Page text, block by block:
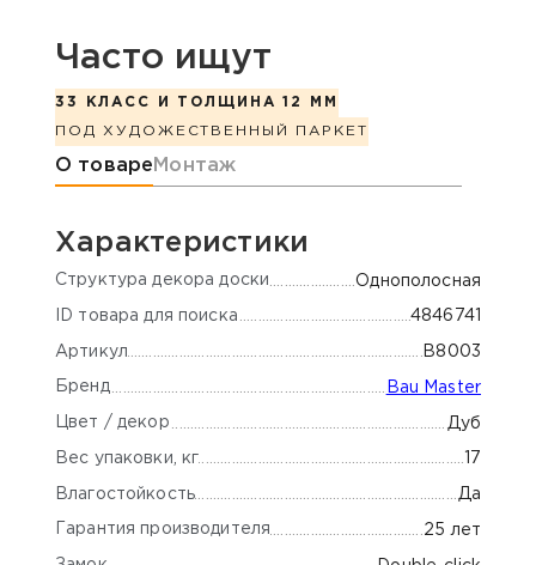
Часто ищут
33 КЛАСС И ТОЛЩИНА 12 ММ
ПОД ХУДОЖЕСТВЕННЫЙ ПАРКЕТ
Информация о товаре
О товаре Монтаж
Характеристики
Cтруктура декора доски Однополосная
ID товара для поиска 4846741
Артикул B8003
Бренд Bau Master
Цвет / декор Дуб
Вес упаковки, кг 17
Влагостойкость Да
Гарантия производителя 25 лет